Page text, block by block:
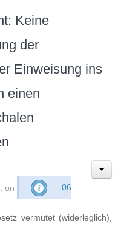
Keine
der
Einweisung ins
einen
, on
06
vermutet (widerleglich),